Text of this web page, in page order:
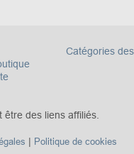
Catégories
être des liens affiliés.
| Politique de cookies